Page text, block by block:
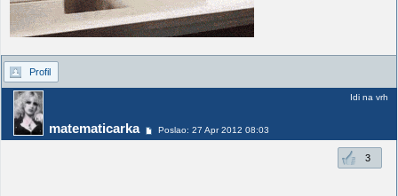
Profil
matematicarka Poslao: 27 Apr 2012 08:03
Idi na vrh
3